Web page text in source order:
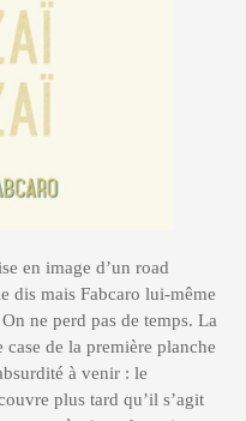
en image d’un road
dis mais Fabcaro lui-même
ne perd pas de temps. La
case de la première planche
à venir : le
plus tard qu’il s’agit